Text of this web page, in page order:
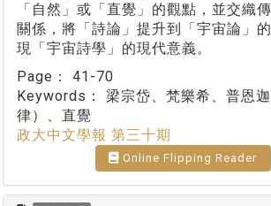
「自然」或「直覺」的觀點，並交織
關係，將「詩論」提升到「宇宙論」
現「宇宙詩學」的現代意義。
Page： 41-70
Keywords： 梁宗岱、梵樂希、普恩
律）、直覺
政大中文學報 第三十期
Online Flipping Reader